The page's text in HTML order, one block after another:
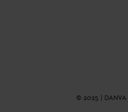
© 2025 | DANVA